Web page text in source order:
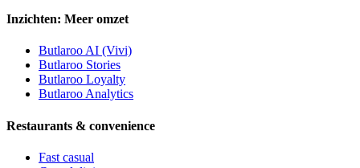
Inzichten: Meer omzet
Butlaroo AI (Vivi)
Butlaroo Stories
Butlaroo Loyalty
Butlaroo Analytics
Restaurants & convenience
Fast casual